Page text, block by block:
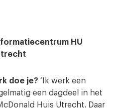
HU
doe je? ‘Ik werk een
een dagdeel in het
Huis Utrecht. Daar